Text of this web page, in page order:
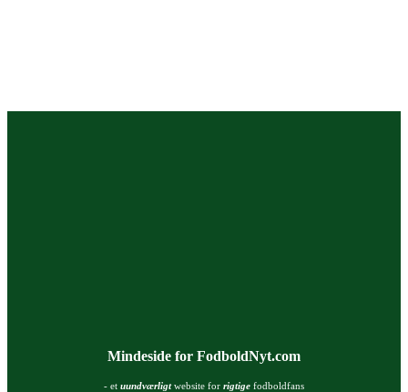
Mindeside for FodboldNyt.com
- et uundværligtwebsite for rigtige fodboldfans